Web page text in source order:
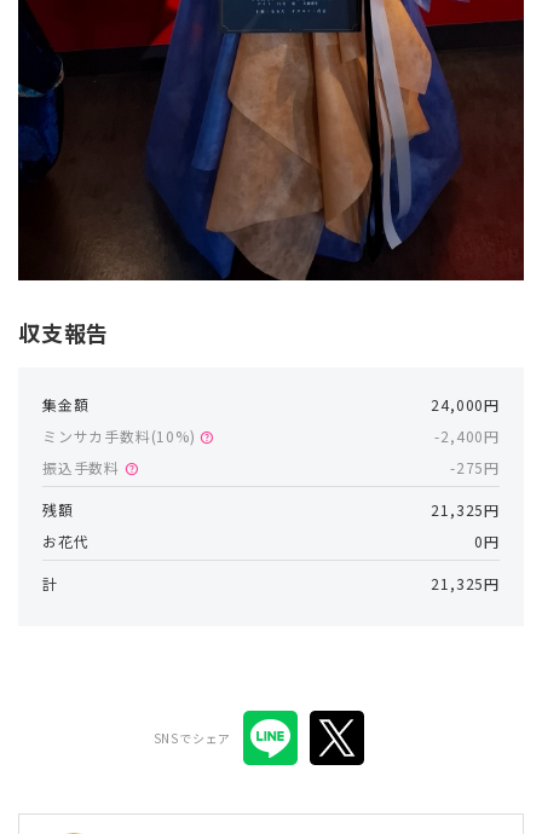
収支報告
集金額
24,000円
ミンサカ手数料(10%) help
-2,400円
振込手数料 help -275円
残額
21,325円
お花代
0円
計 21,325円
SNSでシェア